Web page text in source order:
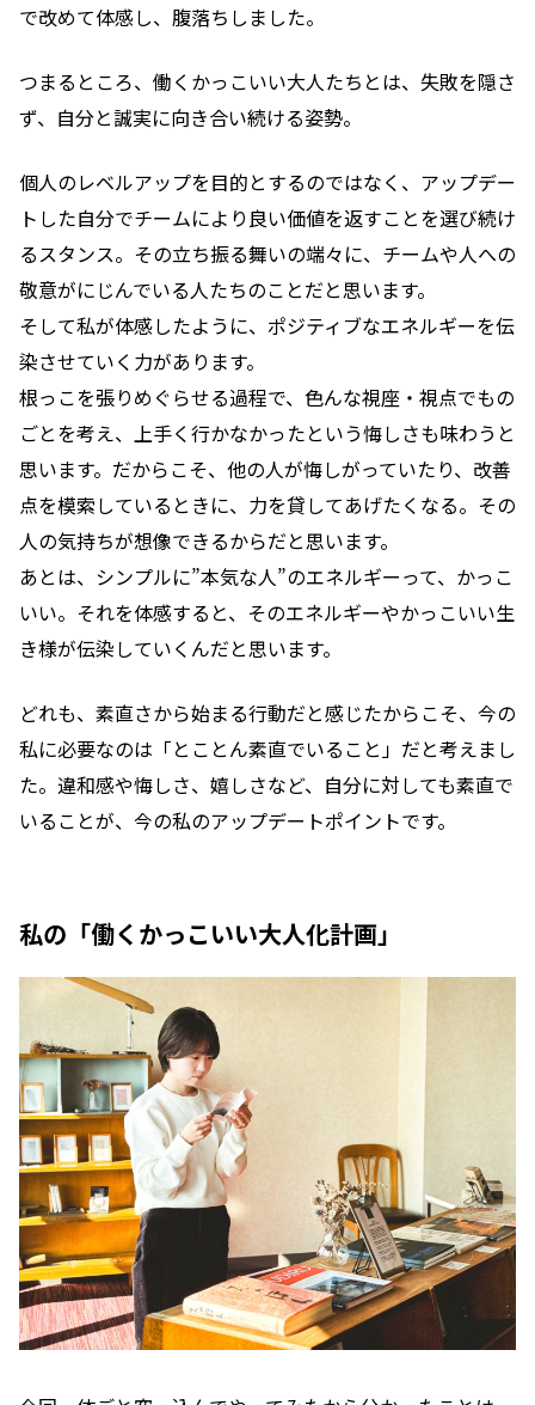
で改めて体感し、腹落ちしました。
つまるところ、働くかっこいい大人たちとは、失敗を隠さ
ず、自分と誠実に向き合い続ける姿勢。
個人のレベルアップを目的とするのではなく、アップデー
トした自分でチームにより良い価値を返すことを選び続け
るスタンス。その立ち振る舞いの端々に、チームや人への
敬意がにじんでいる人たちのことだと思います。
そして私が体感したように、ポジティブなエネルギーを伝
染させていく力があります。
根っこを張りめぐらせる過程で、色んな視座・視点でもの
ごとを考え、上手く行かなかったという悔しさも味わうと
思います。だからこそ、他の人が悔しがっていたり、改善
点を模索しているときに、力を貸してあげたくなる。その
人の気持ちが想像できるからだと思います。
あとは、シンプルに”本気な人”のエネルギーって、かっこ
いい。それを体感すると、そのエネルギーやかっこいい生
き様が伝染していくんだと思います。
どれも、素直さから始まる行動だと感じたからこそ、今の
私に必要なのは「とことん素直でいること」だと考えまし
た。違和感や悔しさ、嬉しさなど、自分に対しても素直で
いることが、今の私のアップデートポイントです。
私の「働くかっこいい大人化計画」